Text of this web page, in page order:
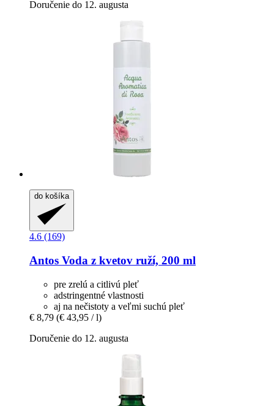
Doručenie do 12. augusta
do košíka
4.6 (169)
Antos Voda z kvetov ruží, 200 ml
pre zrelú a citlivú pleť
adstringentné vlastnosti
aj na nečistoty a veľmi suchú pleť
€ 8,79 (€ 43,95 / l)
Doručenie do 12. augusta